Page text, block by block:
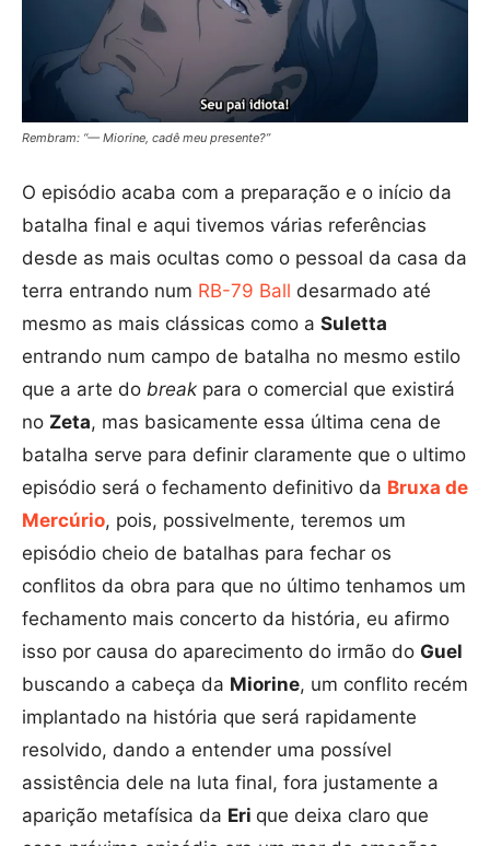
Rembram: “— Miorine, cadê meu presente?”
O episódio acaba com a preparação e o início da
batalha final e aqui tivemos várias referências
desde as mais ocultas como o pessoal da casa da
terra entrando num RB-79 Ball desarmado até
mesmo as mais clássicas como a Suletta
entrando num campo de batalha no mesmo estilo
que a arte do break para o comercial que existirá
no Zeta, mas basicamente essa última cena de
batalha serve para definir claramente que o ultimo
episódio será o fechamento definitivo da Bruxa de
Mercúrio, pois, possivelmente, teremos um
episódio cheio de batalhas para fechar os
conflitos da obra para que no último tenhamos um
fechamento mais concerto da história, eu afirmo
isso por causa do aparecimento do irmão do Guel
buscando a cabeça da Miorine, um conflito recém
implantado na história que será rapidamente
resolvido, dando a entender uma possível
assistência dele na luta final, fora justamente a
aparição metafísica da Eri que deixa claro que